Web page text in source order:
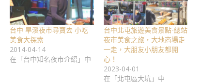
台中 旱溪夜市尋寶去 小吃
美食大探索
2014-04-14
在「台中知名夜市介紹」中
台中北屯旅遊美食景點-總站
夜市美食之旅，大地商場走
一走，大朋友小朋友都開
心！
2023-04-01
在「北屯區大坑」中